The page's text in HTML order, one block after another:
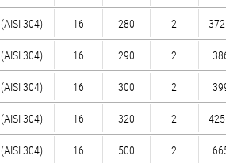
304) 16 280 2
304) 16 290 2
304) 16 300 2
304) 16 320 2
304) 16 500 2